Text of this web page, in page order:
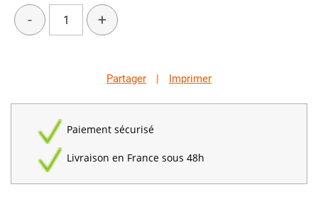
- +
Partager | Imprimer
Paiement sécurisé
Livraison en France sous 48h